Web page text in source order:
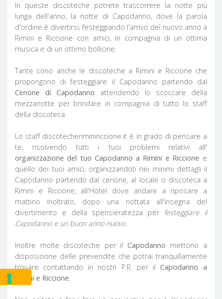
In queste discoteche potrete trascorrere la notte più
lunga dell'anno, la notte di Capodanno, dove la parola
d'ordine è divertirsi, festeggiando l'arrivo del nuovo anno a
Rimini e Riccione con amici, in compagnia di un ottima
musica e di un ottimo bollicine.
Tante sono anche le discoteche a Rimini e Riccione che
propongono di festeggiare il Capodanno partendo dal
Cenone di Capodanno attendendo lo scoccare della
mezzanotte per brindare in compagnia di tutto lo staff
della discoteca.
Lo staff discotecheriminiriccione.it è in grado di pensare a
te, risolvendo tutti i tuoi problemi relativi all'
organizzazione del tuo Capodanno a Rimini e Riccione e
quello dei tuoi amici, organizzandoti nei minimi dettagli il
Capodanno partendo dal cenone, al locale o discoteca a
Rimini e Riccione, all'Hotel dove andare a riposare a
mattino inoltrato, dopo una nottata all'insegna del
divertimento e della spensieratezza per festeggiare il
Capodanno e un buon anno nuovo.
Inoltre molte discoteche per il Capodanno mettono a
disposizione delle prevendite che potrai tranquillamente
trovare contattando in nostri P.R. per il Capodanno a
Rimini e Riccione.